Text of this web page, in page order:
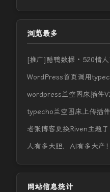
浏览最多
[推广]酷鸭数据 · 520情人
WordPress首页调用
wordpress兰空图床插件
typecho兰空图床上传插
老张博客更换Riven主题了
人有多大胆，AI有多大产！
网站信息统计